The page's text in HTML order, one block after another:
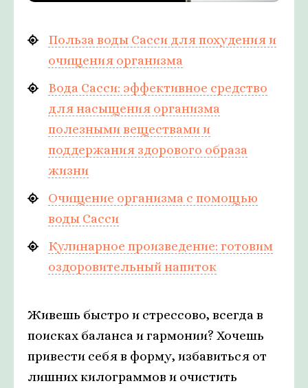
Польза воды Сасси для похудения и
очищения организма
Вода Сасси: эффективное средство
для насыщения организма
полезными веществами и
поддержания здорового образа
жизни
Очищение организма с помощью
воды Сасси
Кулинарное произведение: готовим
оздоровительный напиток
Живешь быстро и стрессово, всегда в
поисках баланса и гармонии? Хочешь
привести себя в форму, избавиться от
лишних килограммов и очистить